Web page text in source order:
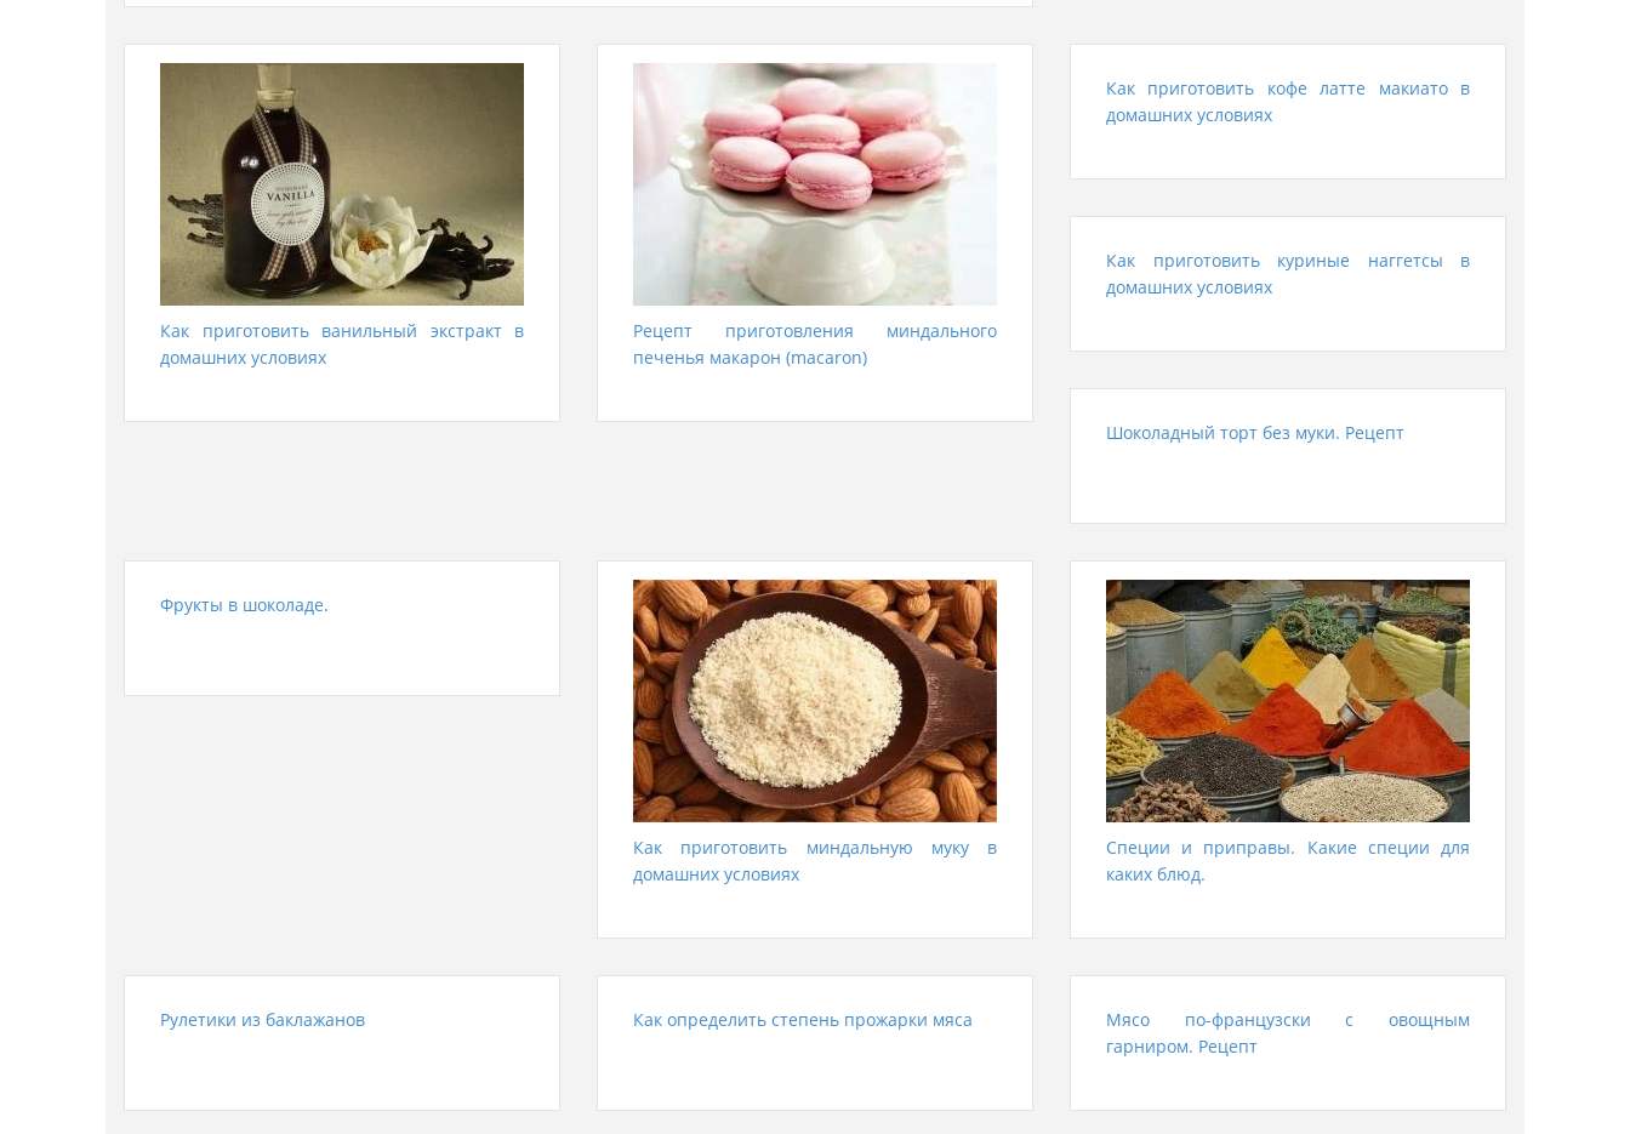
Как приготовить ванильный экстракт в
домашних условиях
Рецепт приготовления миндального
печенья макарон (macaron)
Как приготовить кофе латте макиато в
домашних условиях
Как приготовить куриные наггетсы в
домашних условиях
Шоколадный торт без муки. Рецепт
Фрукты в шоколаде.
Как приготовить миндальную муку в
домашних условиях
Специи и приправы. Какие специи для
каких блюд.
Рулетики из баклажанов Как определить степень прожарки мяса
Мясо по-французски с овощным
гарниром. Рецепт